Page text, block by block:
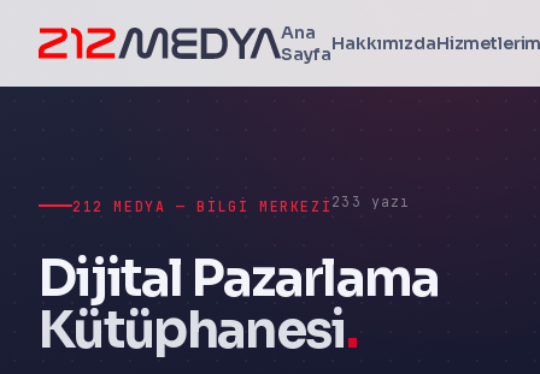
Ana
SayfaHakkımızda
212 MEDYA — BILGI MERKEZI 233 yazı
Dijital Pazarlama
Kütüphanesi.